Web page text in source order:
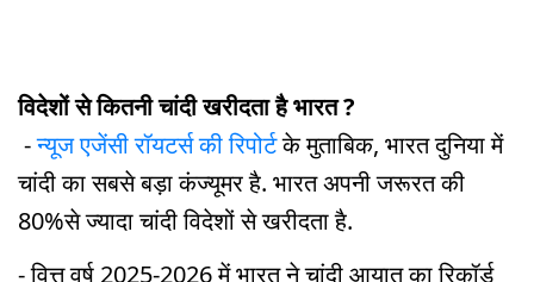
विदेशों से कितनी चांदी खरीदता है भारत ?
-न्यूज एजेंसी रॉयटर्स की रिपोर्टके मुताबिक, भारत दुनिया में
चांदी का सबसे बड़ा कंज्यूमर है. भारत अपनी जरूरत की
80%से ज्यादा चांदी विदेशों से खरीदता है.
- वित्त वर्ष 2025-2026 में भारत ने चांदी आयात का रिकॉर्ड